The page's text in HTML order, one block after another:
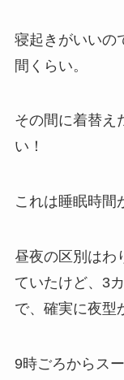
寝起きがいいの
間くらい。
その間に着替え
い！
これは睡眠時間
昼夜の区別はわ
ていたけど、3
で、確実に夜型
9時ごろからス